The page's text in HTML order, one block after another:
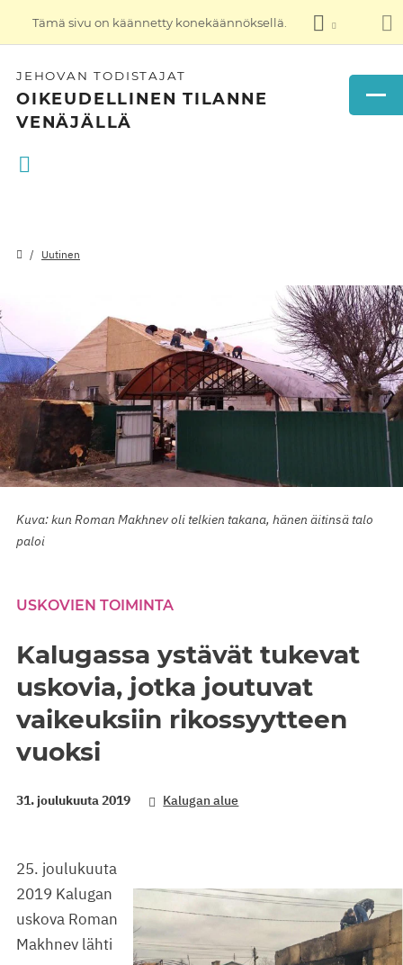
Tämä sivu on käännetty konekäännöksellä.
JEHOVAN TODISTAJAT
OIKEUDELLINEN TILANNE
VENÄJÄLLÄ
Uutinen
Kuva: kun Roman Makhnev oli telkien takana, hänen äitinsä talo
paloi
USKOVIEN TOIMINTA
Kalugassa ystävät tukevat
uskovia, jotka joutuvat
vaikeuksiin rikossyytteen
vuoksi
31. joulukuuta 2019 Kalugan alue
25. joulukuuta
2019 Kalugan
uskova Roman
Makhnev lähti